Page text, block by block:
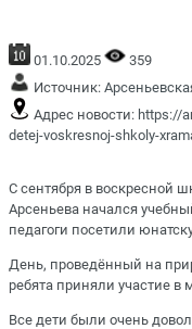
01.10.2025
359
Источник:
Адрес новости: https://
detej-voskresnoj-shkoly-
С сентября в воскресной
Арсеньева начался
педагоги посетили
День, проведённый на
ребята приняли участие в
Все дети были очень